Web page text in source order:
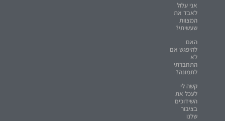
אני עלול
לאבד את
המצוות
שעשיתי?
האם
להיפגש אם
לא
התחברתי
לתמונה?
קשה לי
לעכל את
השידוכים
בציבור
שלנו